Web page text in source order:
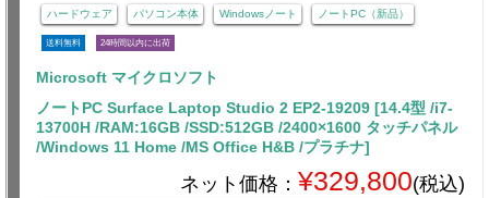
ハードウェア パソコン本体 Windowsノート ノートPC（新品）
送料無料 24時間以内に出荷
Microsoft マイクロソフト
ノートPC Surface Laptop Studio 2 EP2-19209 [14.4型 /i7-
13700H /RAM:16GB /SSD:512GB /2400×1600 タッチパネル
/Windows 11 Home /MS Office H&B /プラチナ]
ネット価格： ¥329,800(税込)